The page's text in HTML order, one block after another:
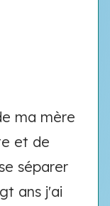
ma mère
et de
séparer
ans j'ai